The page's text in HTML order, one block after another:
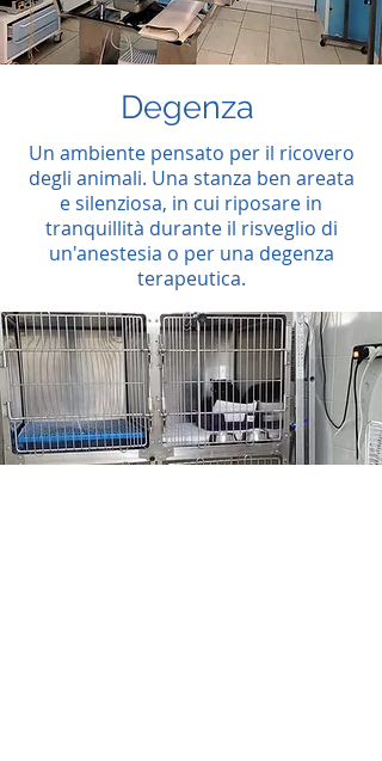
Degenza
Un ambiente pensato per il ricovero
degli animali. Una stanza ben areata
e silenziosa, in cui riposare in
tranquillità durante il risveglio di
un'anestesia o per una degenza
terapeutica.